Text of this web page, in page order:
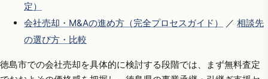
定）
会社売却・M&Aの進め方（完全プロセスガイド）
／ 相談先
の選び方・比較
徳島市での会社売却を具体的に検討する段階では、まず無料査定